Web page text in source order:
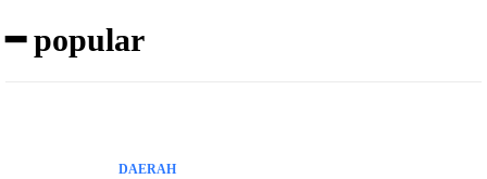
━ popular
DAERAH